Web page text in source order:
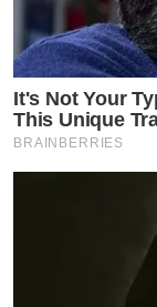
It's Not Your
This Unique
BRAINBERRIES